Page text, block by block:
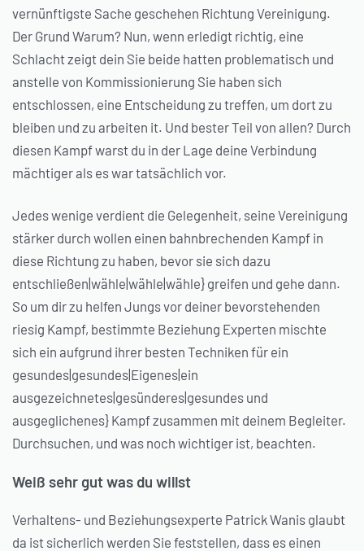
vernünftigste Sache geschehen Richtung Vereinigung.
Der Grund Warum? Nun, wenn erledigt richtig, eine
Schlacht zeigt dein Sie beide hatten problematisch und
anstelle von Kommissionierung Sie haben sich
entschlossen, eine Entscheidung zu treffen, um dort zu
bleiben und zu arbeiten it. Und bester Teil von allen? Durch
diesen Kampf warst du in der Lage deine Verbindung
mächtiger als es war tatsächlich vor.
Jedes wenige verdient die Gelegenheit, seine Vereinigung
stärker durch wollen einen bahnbrechenden Kampf in
diese Richtung zu haben, bevor sie sich dazu
entschließen|wähle|wähle|wähle} greifen und gehe dann.
So um dir zu helfen Jungs vor deiner bevorstehenden
riesig Kampf, bestimmte Beziehung Experten mischte
sich ein aufgrund ihrer besten Techniken für ein
gesundes|gesundes|Eigenes|ein
ausgezeichnetes|gesünderes|gesundes und
ausgeglichenes} Kampf zusammen mit deinem Begleiter.
Durchsuchen, und was noch wichtiger ist, beachten.
Weiß sehr gut was du willst
Verhaltens- und Beziehungsexperte Patrick Wanis glaubt
da ist sicherlich werden Sie feststellen, dass es einen